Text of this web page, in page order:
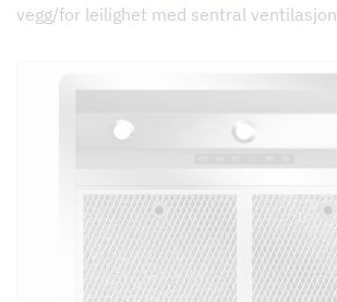
vegg/for leilighet med sentral ventilasjon